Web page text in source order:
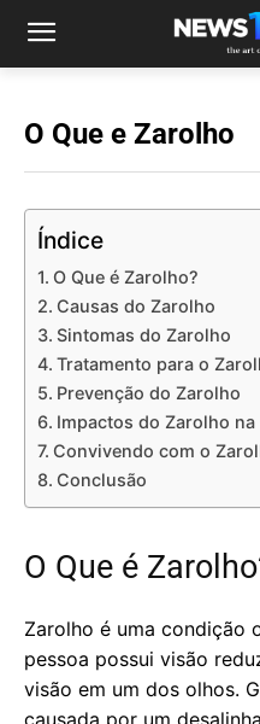
O Que e Zarolho
Índice
O Que é Zarolho?
Causas do Zarolho
Sintomas do Zarolho
Tratamento para o
Prevenção do Zarolho
Impactos do Zarolho
Convivendo com o
Conclusão
O Que é
Zarolho é uma condição
pessoa possui visão
visão em um dos olhos.
causada por um